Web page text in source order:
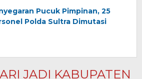
Pucuk Pimpinan, 25
Polda Sultra Dimutasi
JADI KABUPATEN